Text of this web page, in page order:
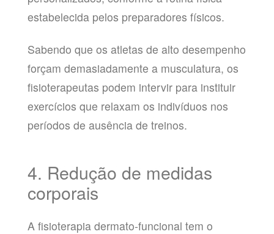
estabelecida pelos preparadores físicos.
Sabendo que os atletas de alto desempenho
forçam demasiadamente a musculatura, os
fisioterapeutas podem intervir para instituir
exercícios que relaxam os indivíduos nos
períodos de ausência de treinos.
4. Redução de medidas
corporais
A fisioterapia dermato-funcional tem o